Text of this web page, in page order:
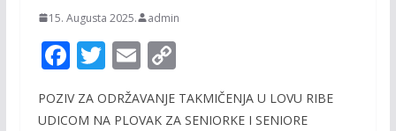
15. Augusta 2025. admin
F
e
T
w
itt
E
ai
C
p
POZIV ZA ODRŽAVANJE TAKMIČENJA U LOVU RIBE
UDICOM NA PLOVAK ZA SENIORKE I SENIORE